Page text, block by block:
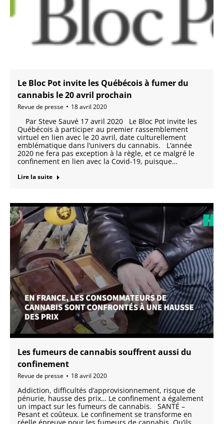
Le Bloc Pot invite les Québécois à fumer du
cannabis le 20 avril prochain
Revue de presse 18 avril 2020
Par Steve Sauvé 17 avril 2020 Le Bloc Pot invite les
Québécois à participer au premier rassemblement
virtuel en lien avec le 20 avril, date culturellement
emblématique dans l’univers du cannabis. L’année
2020 ne fera pas exception à la règle, et ce malgré le
confinement en lien avec la Covid-19, puisque…
Lire la suite
Les fumeurs de cannabis souffrent aussi du
confinement
Revue de presse 18 avril 2020
Addiction, difficultés d’approvisionnement, risque de
pénurie, hausse des prix… Le confinement a également
un impact sur les fumeurs de cannabis. SANTÉ –
Pesant et coûteux. Le confinement se transforme en